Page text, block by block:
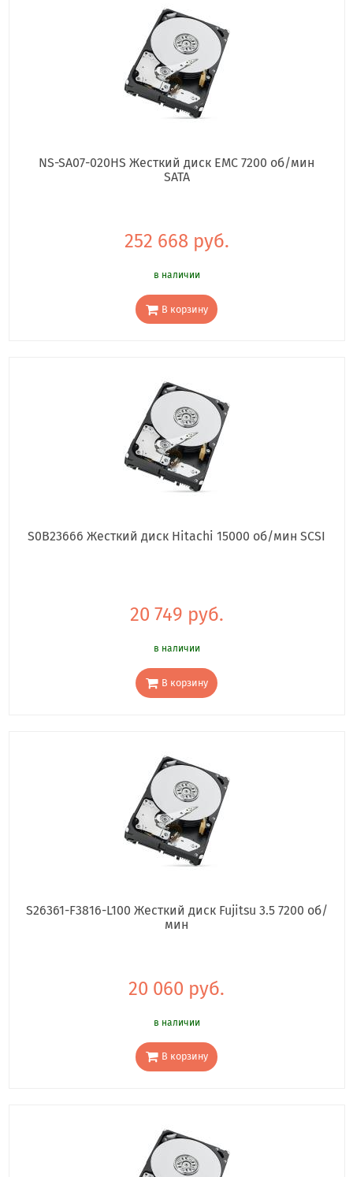
NS-SA07-020HS Жесткий диск EMC 7200 об/мин
SATA
252 668 руб.
в наличии
В корзину
S0B23666 Жесткий диск Hitachi 15000 об/мин SCSI
20 749 руб.
в наличии
В корзину
S26361-F3816-L100 Жесткий диск Fujitsu 3.5 7200 об/
мин
20 060 руб.
в наличии
В корзину